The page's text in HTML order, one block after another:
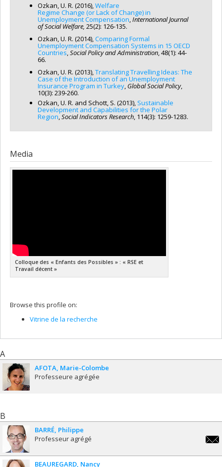
Ozkan, U. R. (2016),Welfare
Regime Change (or Lack of Change) in
Unemployment Compensation,International Journal
of Social Welfare, 25(2): 126-135.
Ozkan, U. R. (2014),Comparing Formal
Unemployment Compensation Systems in 15 OECD
Countries,Social Policy and Administration, 48(1): 44-
66.
Ozkan, U. R. (2013),Translating Travelling Ideas: The
Case of the Introduction of an Unemployment
Insurance Program in Turkey, Global Social Policy,
10(3): 239-260.
Ozkan, U. R. and Schott, S. (2013), Sustainable
Development and Capabilities for the Polar
Region,Social Indicators Research, 114(3): 1259-1283.
Media
Colloque des « Enfants des Possibles » : « RSE et
Travail décent »
Browse this profile on:
Vitrine de la recherche
A
AFOTA Marie-Colombe
Professeure agrégée
B
BARRÉ Philippe
Professeur agrégé
BEAUREGARD Nancy